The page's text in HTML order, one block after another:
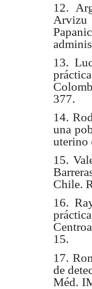
12.
Arvizu
13.
377.
14.
una
uterino
15.
Chile.
16.
15.
17.
de
Méd.